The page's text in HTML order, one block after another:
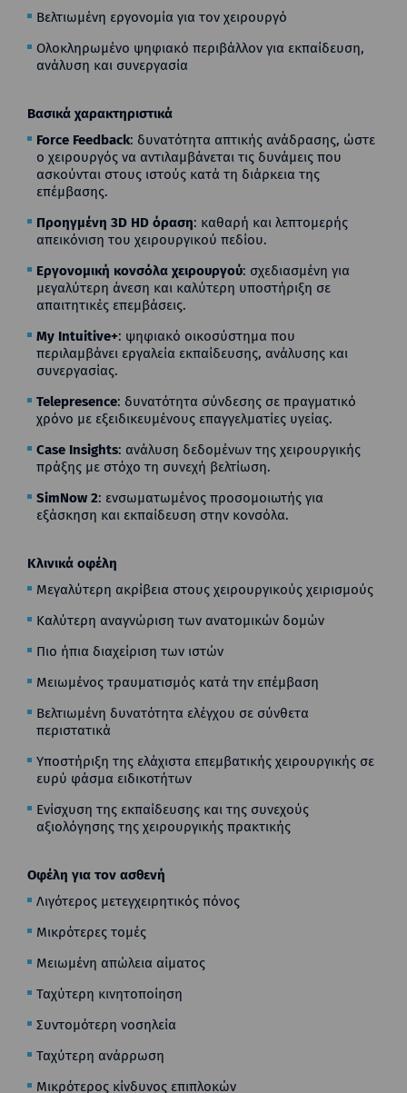
Βελτιωμένη εργονομία για τον χειρουργό
Ολοκληρωμένο ψηφιακό περιβάλλον για εκπαίδευση,
ανάλυση και συνεργασία
Βασικά χαρακτηριστικά
Force Feedback: δυνατότητα απτικής ανάδρασης, ώστε
ο χειρουργός να αντιλαμβάνεται τις δυνάμεις που
ασκούνται στους ιστούς κατά τη διάρκεια της
επέμβασης.
Προηγμένη 3D HD όραση: καθαρή και λεπτομερής
απεικόνιση του χειρουργικού πεδίου.
Εργονομική κονσόλα χειρουργού: σχεδιασμένη για
μεγαλύτερη άνεση και καλύτερη υποστήριξη σε
απαιτητικές επεμβάσεις.
My Intuitive+: ψηφιακό οικοσύστημα που
περιλαμβάνει εργαλεία εκπαίδευσης, ανάλυσης και
συνεργασίας.
Telepresence: δυνατότητα σύνδεσης σε πραγματικό
χρόνο με εξειδικευμένους επαγγελματίες υγείας.
Case Insights: ανάλυση δεδομένων της χειρουργικής
πράξης με στόχο τη συνεχή βελτίωση.
SimNow 2: ενσωματωμένος προσομοιωτής για
εξάσκηση και εκπαίδευση στην κονσόλα.
Κλινικά οφέλη
Μεγαλύτερη ακρίβεια στους χειρουργικούς χειρισμούς
Καλύτερη αναγνώριση των ανατομικών δομών
Πιο ήπια διαχείριση των ιστών
Μειωμένος τραυματισμός κατά την επέμβαση
Βελτιωμένη δυνατότητα ελέγχου σε σύνθετα
περιστατικά
Υποστήριξη της ελάχιστα επεμβατικής χειρουργικής σε
ευρύ φάσμα ειδικοτήτων
Ενίσχυση της εκπαίδευσης και της συνεχούς
αξιολόγησης της χειρουργικής πρακτικής
Οφέλη για τον ασθενή
Λιγότερος μετεγχειρητικός πόνος
Μικρότερες τομές
Μειωμένη απώλεια αίματος
Ταχύτερη κινητοποίηση
Συντομότερη νοσηλεία
Ταχύτερη ανάρρωση
Μικρότερος κίνδυνος επιπλοκών